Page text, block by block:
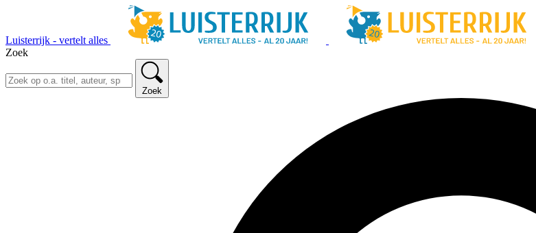
Luisterrijk - vertelt alles
Zoek
Zoek